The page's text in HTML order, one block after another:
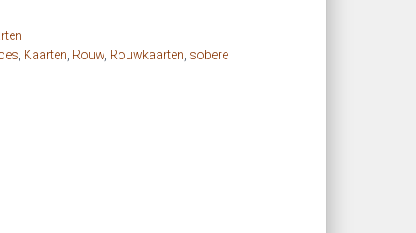
Kaarten Rouw Rouwkaarten sobere